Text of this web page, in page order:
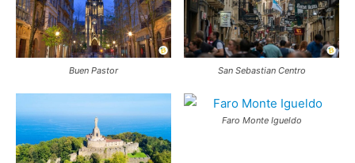
Buen Pastor San Sebastian Centro
Faro Monte Igueldo